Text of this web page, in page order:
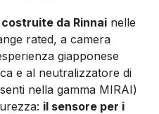
da Rinnai nelle
rated, a camera
giapponese
e al neutralizzatore di
nella gamma MIRAI)
il sensore per i